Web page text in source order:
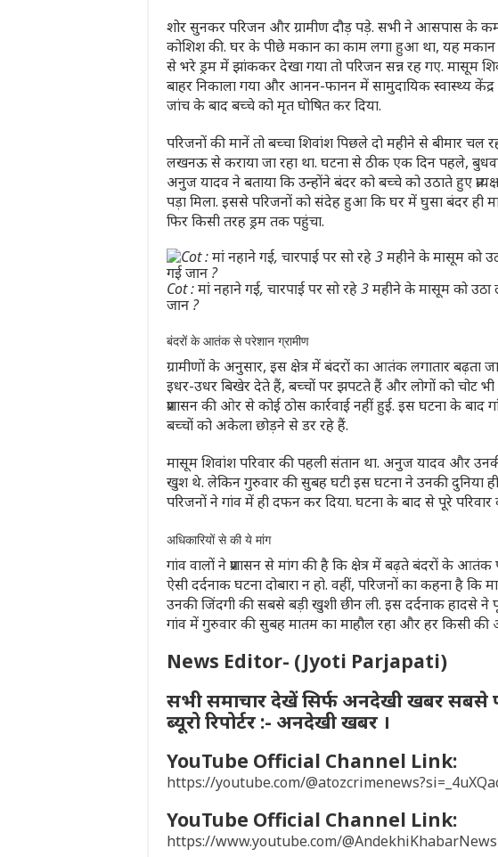
शोर सुनकर परिजन और ग्रामीण दौड़ पड़े. सभी ने आसपास के
कोशिश की. घर के पीछे मकान का काम लगा हुआ था, यह मकान
से भरे ड्रम में झांककर देखा गया तो परिजन सन्न रह गए. मासूम
बाहर निकाला गया और आनन-फानन में सामुदायिक स्वास्थ्य
जांच के बाद बच्चे को मृत घोषित कर दिया.
परिजनों की मानें तो बच्चा शिवांश पिछले दो महीने से बीमार
लखनऊ से कराया जा रहा था. घटना से ठीक एक दिन पहले,
अनुज यादव ने बताया कि उन्होंने बंदर को बच्चे को उठाते हुए
पड़ा मिला. इससे परिजनों को संदेह हुआ कि घर में घुसा बंदर ही
फिर किसी तरह ड्रम तक पहुंचा.
Cot : मां नहाने गई, चारपाई पर सो रहे 3 महीने के मासूम को
जान ?
बंदरों के आतंक से परेशान ग्रामीण
ग्रामीणों के अनुसार, इस क्षेत्र में बंदरों का आतंक लगातार बढ़ता
इधर-उधर बिखेर देते हैं, बच्चों पर झपटते हैं और लोगों को चोट
प्रशासन की ओर से कोई ठोस कार्रवाई नहीं हुई. इस घटना के
बच्चों को अकेला छोड़ने से डर रहे हैं.
मासूम शिवांश परिवार की पहली संतान था. अनुज यादव और
खुश थे. लेकिन गुरुवार की सुबह घटी इस घटना ने उनकी दुनिया
परिजनों ने गांव में ही दफन कर दिया. घटना के बाद से पूरे परिवार
अधिकारियों से की ये मांग
गांव वालों ने प्रशासन से मांग की है कि क्षेत्र में बढ़ते बंदरों के
ऐसी दर्दनाक घटना दोबारा न हो. वहीं, परिजनों का कहना है
उनकी जिंदगी की सबसे बड़ी खुशी छीन ली. इस दर्दनाक हादसे
गांव में गुरुवार की सुबह मातम का माहौल रहा और हर किसी
News Editor- (Jyoti Parjapati)
सभी समाचार देखें सिर्फ अनदेखी खबर
ब्यूरो रिपोर्टर :- अनदेखी खबर ।
YouTube Official Channel Link:
https://youtube.com/
YouTube Official Channel Link:
https://www.youtube.com/@AndekhiKhabarNews